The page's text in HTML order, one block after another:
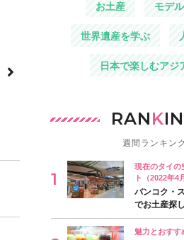
お土産 モデ
世界遺産を学ぶ
日本で楽しむアジ
RANK
週間ランキン
現在のタイの
ト（2022年4
バンコク・
でお土産探
魅力とおすす